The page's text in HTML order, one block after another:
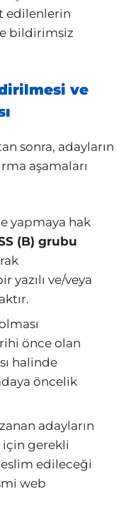
edilenlerin
bildirimsiz
ve
sonra, adayların
aşamaları
yapmaya hak
(B) grubu
yazılı ve/veya
önce olan
halinde
öncelik
adayların
için gerekli
edileceği
web